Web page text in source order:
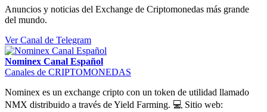
Anuncios y noticias del Exchange de Criptomonedas más grande
del mundo.
Ver Canal de Telegram
Nominex Canal Español
Canales de CRIPTOMONEDAS
Nominex es un exchange cripto con un token de utilidad llamado
NMX distribuido a través de Yield Farming. 💻 Sitio web: